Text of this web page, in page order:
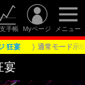
手帳 Myページ メニュー
狂宴 通常モード示
宴